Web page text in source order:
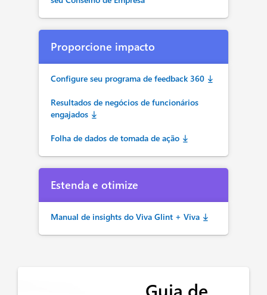
Proporcione impacto
Configure seu programa de feedback 360
Resultados de negócios de funcionários
engajados
Folha de dados de tomada de ação
Estenda e otimize
Manual de insights do Viva Glint + Viva
Guia de